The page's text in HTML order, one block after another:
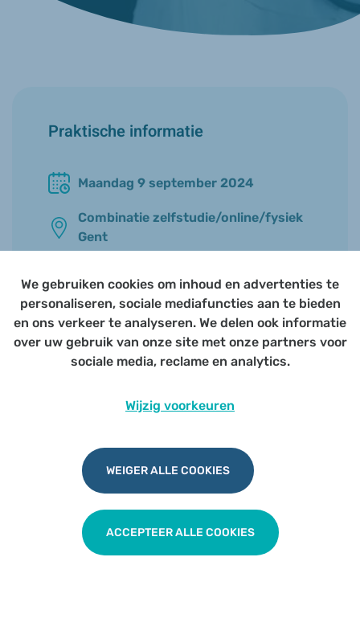
Praktische informatie
Maandag 9 september 2024
Combinatie zelfstudie/online/fysiek
Gent
Voor huisartsen en VIHP (E&E -
impulseo)
Obesitas - opleiding (eetexpert)
We gebruiken cookies om inhoud en advertenties te
personaliseren, sociale mediafuncties aan te bieden
en ons verkeer te analyseren. We delen ook informatie
over uw gebruik van onze site met onze partners voor
sociale media, reclame en analytics.
Wijzig voorkeuren
WEIGER ALLE COOKIES
ACCEPTEER ALLE COOKIES